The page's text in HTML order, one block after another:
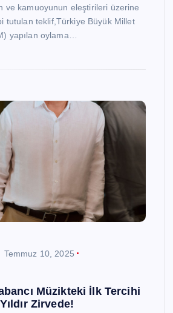
ve kamuoyunun eleştirileri üzerine
tutulan teklif,Türkiye Büyük Millet
yapılan oylama…
Temmuz 10, 2025
Müzikteki İlk Tercihi
Zirvede!